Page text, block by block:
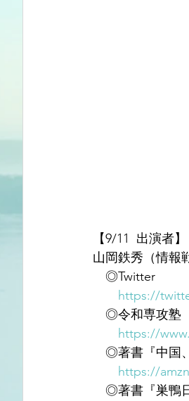
【9/11  出演者】
山岡鉄秀（情報
◎Twitter
https://
◎令和専攻塾
https://
◎著書『中国
https://
◎著書『巣鴨日